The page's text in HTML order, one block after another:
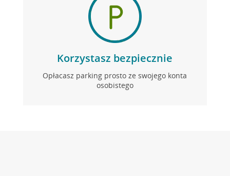
Korzystasz bezpiecznie
Opłacasz parking prosto ze swojego konta
osobistego